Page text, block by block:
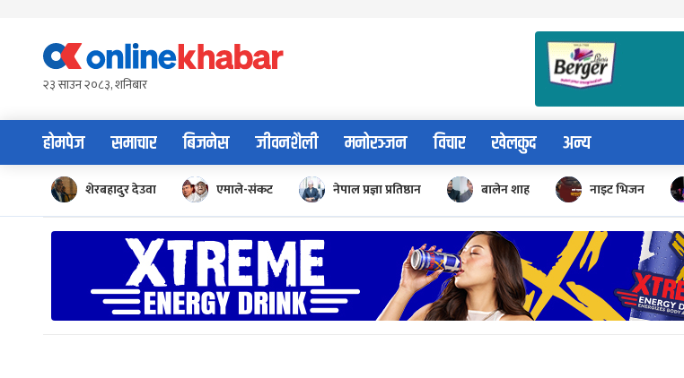
content२३ साउन २०८३, शनिबार
होमपेज समाचार बिजनेस जीवनशैली मनोरञ्जन विचार खेलकुद अन्य
शेरबहादुर देउवा एमाले-संकट नेपाल प्रज्ञा प्रतिष्ठान बालेन शाह नाइट भिजन